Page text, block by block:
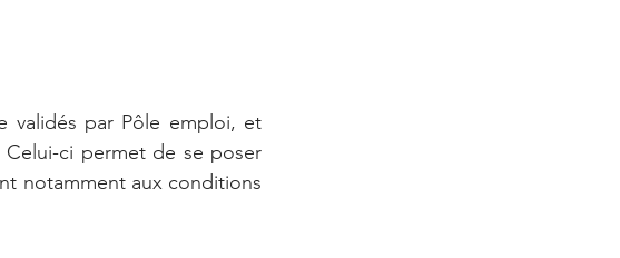
validés par Pôle emploi, et
Celui-ci permet de se poser
notamment aux conditions